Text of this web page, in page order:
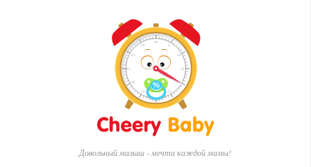
Довольный малыш - мечта каждой мамы!